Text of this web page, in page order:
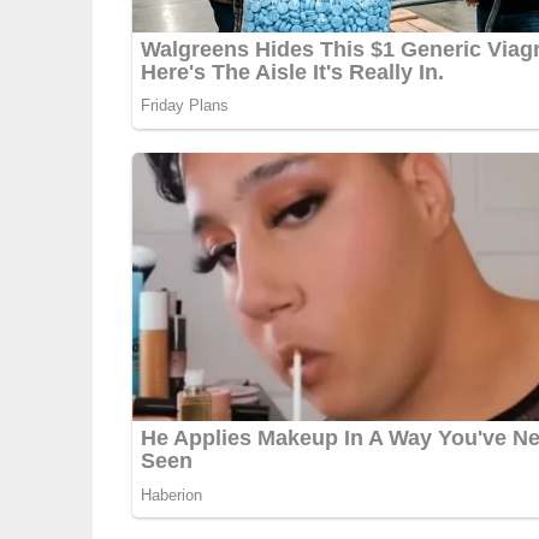
Deine Rezept-
5/5 (1 Bewertung)